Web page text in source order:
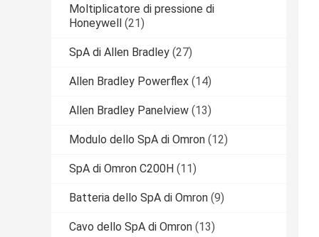
Moltiplicatore di pressione di
Honeywell
(21)
SpA di Allen Bradley (27)
Allen Bradley Powerflex (14)
Allen Bradley Panelview (13)
Modulo dello SpA di Omron (12)
SpA di Omron C200H (11)
Batteria dello SpA di Omron (9)
Cavo dello SpA di Omron (13)